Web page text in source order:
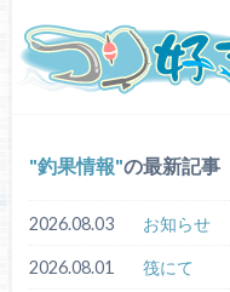
釣果情報 の最新記事
2026.08.03 お知らせ
2026.08.01 筏にて